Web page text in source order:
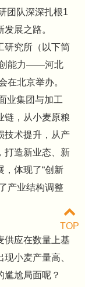
团队深深扎根1
展之路。
研究所（以下简
创能力——河北
在北京举办。
业集团与加工
链，从小麦原粮
技术提升，从产
打造新业态、新
，体现了“创新
产业结构调整
供应在数量上基
小麦产量高、
尴尬局面呢？
TOP